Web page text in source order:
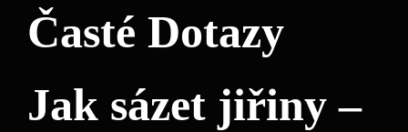
Časté Dotazy
Jak sázet jiřiny –